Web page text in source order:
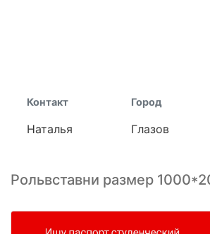
Контакт
Наталья
Город
Глазов
Рольвставни размер